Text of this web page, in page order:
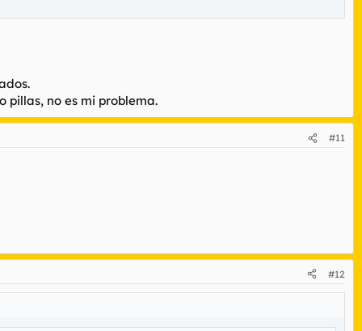
pillas, no es mi problema.
#11
#12